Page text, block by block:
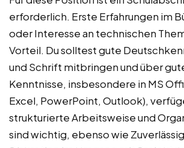
erforderlich. Erste Erfahrungen im
oder Interesse an technischen
Vorteil. Du solltest gute
und Schrift mitbringen und über
Kenntnisse, insbesondere in MS
Excel, PowerPoint, Outlook),
strukturierte Arbeitsweise und
sind wichtig, ebenso wie